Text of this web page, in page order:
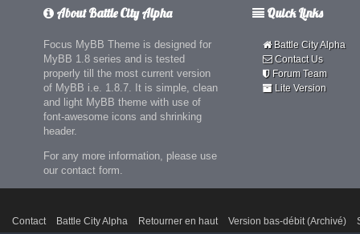
About Battle City Alpha
Focus MyBB Theme is designed for
MyBB 1.8 series and is tested
properly till the most current version
of MyBB i.e. 1.8.7. It is simple, clean
and light MyBB theme with use of
font-awesome icons and shrinking
header.
For any more information, please use
our contact form.
Quick Links
Battle City Alpha
Contact Us
Forum Team
Lite Version
Contact Battle City Alpha Retourner en haut Version bas-débit (Archivé)